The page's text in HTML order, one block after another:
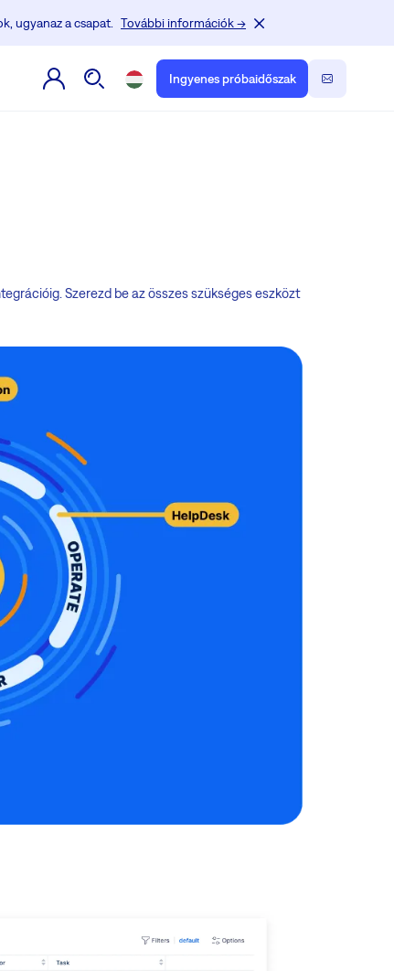
ugyanaz a csapat. További információk →
Ingyenes próbaidőszak
Szerezd be az összes szükséges eszközt